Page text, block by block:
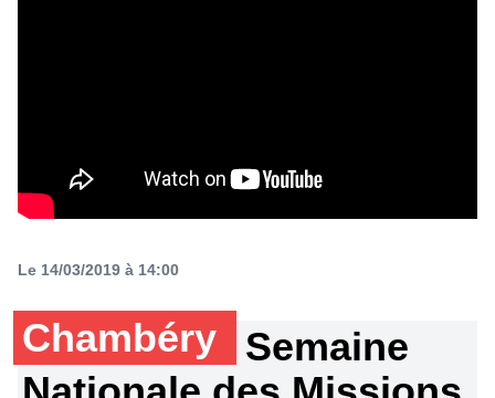
Le 14/03/2019 à 14:00
Chambéry
Semaine